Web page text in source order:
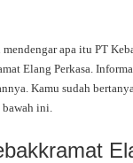
apa itu PT
Elang Perkasa.
Kamu sudah
bawah ini.